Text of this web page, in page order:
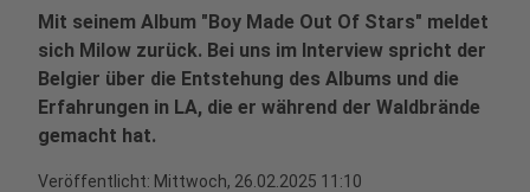
Mit seinem Album "Boy Made Out Of Stars" meldet
sich Milow zurück. Bei uns im Interview spricht der
Belgier über die Entstehung des Albums und die
Erfahrungen in LA, die er während der Waldbrände
gemacht hat.
Veröffentlicht: Mittwoch, 26.02.2025 11:10